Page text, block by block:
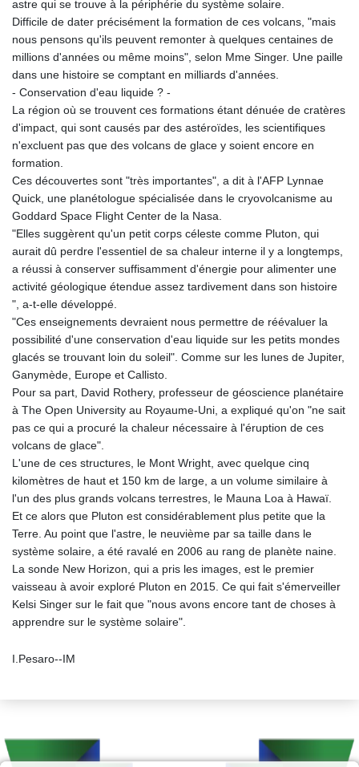
astre qui se trouve à la périphérie du système solaire.
Difficile de dater précisément la formation de ces volcans, "mais
nous pensons qu'ils peuvent remonter à quelques centaines de
millions d'années ou même moins", selon Mme Singer. Une paille
dans une histoire se comptant en milliards d'années.
- Conservation d'eau liquide ? -
La région où se trouvent ces formations étant dénuée de cratères
d'impact, qui sont causés par des astéroïdes, les scientifiques
n'excluent pas que des volcans de glace y soient encore en
formation.
Ces découvertes sont "très importantes", a dit à l'AFP Lynnae
Quick, une planétologue spécialisée dans le cryovolcanisme au
Goddard Space Flight Center de la Nasa.
"Elles suggèrent qu'un petit corps céleste comme Pluton, qui
aurait dû perdre l'essentiel de sa chaleur interne il y a longtemps,
a réussi à conserver suffisamment d'énergie pour alimenter une
activité géologique étendue assez tardivement dans son histoire
", a-t-elle développé.
"Ces enseignements devraient nous permettre de réévaluer la
possibilité d'une conservation d'eau liquide sur les petits mondes
glacés se trouvant loin du soleil". Comme sur les lunes de Jupiter,
Ganymède, Europe et Callisto.
Pour sa part, David Rothery, professeur de géoscience planétaire
à The Open University au Royaume-Uni, a expliqué qu'on "ne sait
pas ce qui a procuré la chaleur nécessaire à l'éruption de ces
volcans de glace".
L'une de ces structures, le Mont Wright, avec quelque cinq
kilomètres de haut et 150 km de large, a un volume similaire à
l'un des plus grands volcans terrestres, le Mauna Loa à Hawaï.
Et ce alors que Pluton est considérablement plus petite que la
Terre. Au point que l'astre, le neuvième par sa taille dans le
système solaire, a été ravalé en 2006 au rang de planète naine.
La sonde New Horizon, qui a pris les images, est le premier
vaisseau à avoir exploré Pluton en 2015. Ce qui fait s'émerveiller
Kelsi Singer sur le fait que "nous avons encore tant de choses à
apprendre sur le système solaire".
I.Pesaro--IM